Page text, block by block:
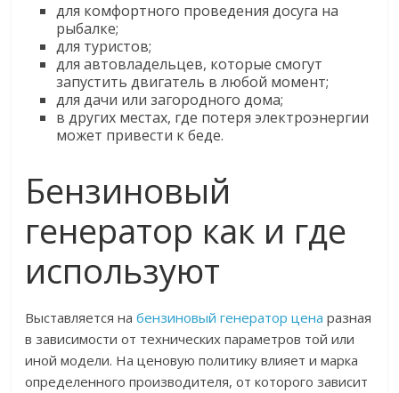
для комфортного проведения досуга на
рыбалке;
для туристов;
для автовладельцев, которые смогут
запустить двигатель в любой момент;
для дачи или загородного дома;
в других местах, где потеря электроэнергии
может привести к беде.
Бензиновый
генератор как и где
используют
Выставляется набензиновый генератор цена разная
в зависимости от технических параметров той или
иной модели. На ценовую политику влияет и марка
определенного производителя, от которого зависит